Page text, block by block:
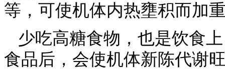
等，可使机体内热壅积而加
少吃高糖食物，也是饮食
食品后，会使机体新陈代谢